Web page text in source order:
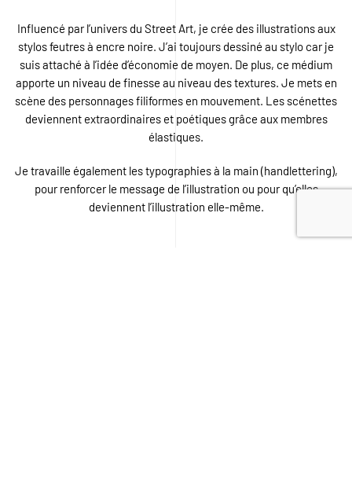
Influencé par l’univers du Street Art, je crée des illustrations aux
stylos feutres à encre noire. J’ai toujours dessiné au stylo car je
suis attaché à l’idée d’économie de moyen. De plus, ce médium
apporte un niveau de finesse au niveau des textures. Je mets en
scène des personnages filiformes en mouvement. Les scénettes
deviennent extraordinaires et poétiques grâce aux membres
élastiques.
Je travaille également les typographies à la main (handlettering),
pour renforcer le message de l’illustration ou pour qu’elles
deviennent l’illustration elle-même.